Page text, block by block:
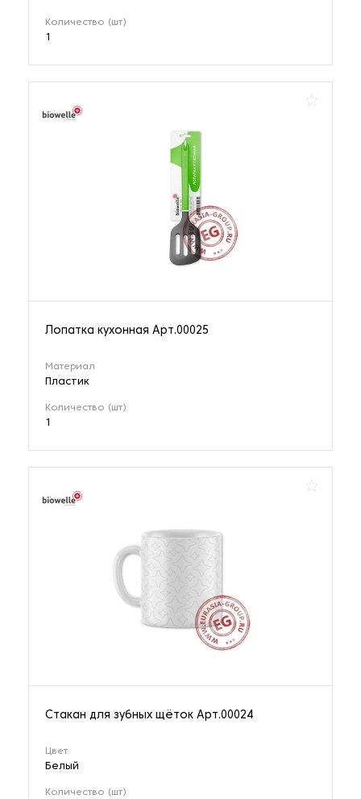
Количество (шт)
1
Лопатка кухонная Арт.00025
Материал
Пластик
Количество (шт)
1
Стакан для зубных щёток Арт.00024
Цвет
Белый
Количество (шт)